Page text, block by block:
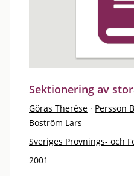
Sektionering av
Göras Therése · Persson
Boström Lars
Sveriges Provnings- och
2001